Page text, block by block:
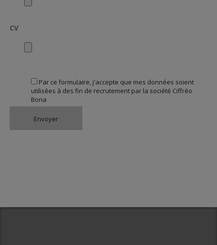
CV
Par ce formulaire, j'accepte que mes données soient
utilisées à des fin de recrutement par la société Ciffréo
Bona